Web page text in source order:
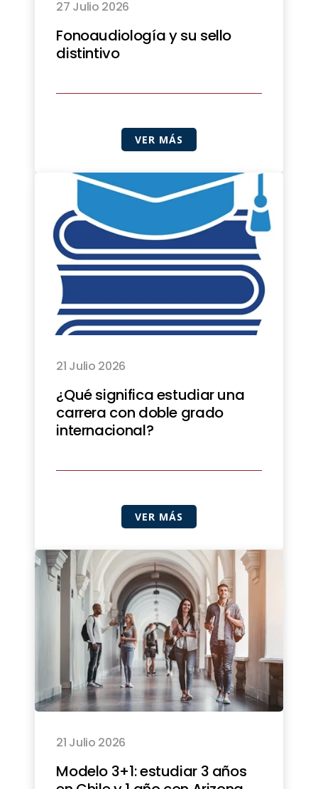
27 Julio 2026
Fonoaudiología y su sello
distintivo
VER MÁS
21 Julio 2026
¿Qué significa estudiar una
carrera con doble grado
internacional?
VER MÁS
21 Julio 2026
Modelo 3+1: estudiar 3 años